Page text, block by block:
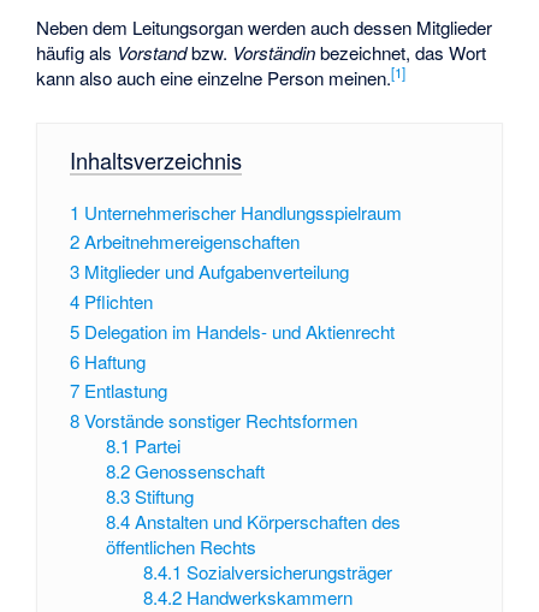
Neben dem Leitungsorgan werden auch dessen Mitglieder
häufig als Vorstandbzw. Vorständinbezeichnet, das Wort
kann also auch eine einzelne Person meinen.[1]
Inhaltsverzeichnis
1 Unternehmerischer Handlungsspielraum
2Arbeitnehmereigenschaften
3 Mitglieder und Aufgabenverteilung
4 Pflichten
5 Delegation im Handels- und Aktienrecht
6 Haftung
7 Entlastung
8Vorstände sonstiger Rechtsformen
8.1 Partei
8.2 Genossenschaft
8.3 Stiftung
8.4 Anstalten und Körperschaften des
öffentlichen Rechts
8.4.1 Sozialversicherungsträger
8.4.2 Handwerkskammern